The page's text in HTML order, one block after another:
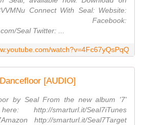
Connect With Seal: Website:
Facebook:
Seal Twitter: ...
watch?v=4Fc67yQsPqQ
[AUDIO]
by Seal From the new album '7'
http://smarturl.it/Seal7iTunes
http://smarturl.it/Seal7Target